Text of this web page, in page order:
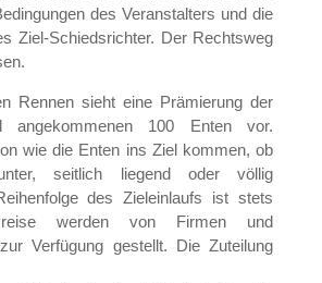
des Veranstalters und die
Ziel-Schiedsrichter. Der Rechtsweg
Rennen sieht eine Prämierung der
100 Enten vor.
wie die Enten ins Ziel kommen, ob
seitlich liegend oder völlig
des Zieleinlaufs ist stets
werden von Firmen und
Verfügung gestellt. Die Zuteilung